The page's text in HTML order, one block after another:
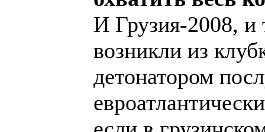
И Грузия-2008, и
возникли из
детонатором